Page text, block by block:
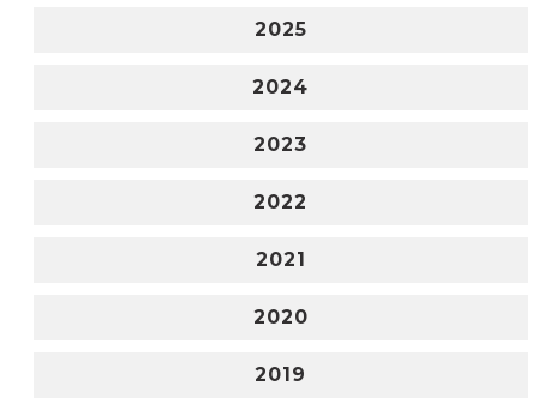
2025
2024
2023
2022
2021
2020
2019